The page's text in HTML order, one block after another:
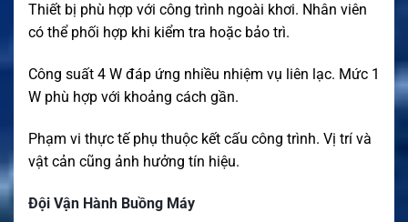
Thiết bị phù hợp với công trình ngoài khơi. Nhân viên
có thể phối hợp khi kiểm tra hoặc bảo trì.
Công suất 4 W đáp ứng nhiều nhiệm vụ liên lạc. Mức 1
W phù hợp với khoảng cách gần.
Phạm vi thực tế phụ thuộc kết cấu công trình. Vị trí và
vật cản cũng ảnh hưởng tín hiệu.
Đội Vận Hành Buồng Máy